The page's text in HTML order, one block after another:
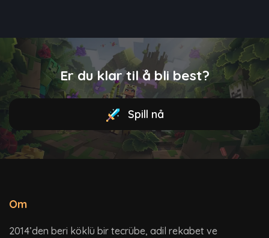
Er du klar til å bli best?
Spill nå
Om
2014’den beri köklü bir tecrübe, adil rekabet ve